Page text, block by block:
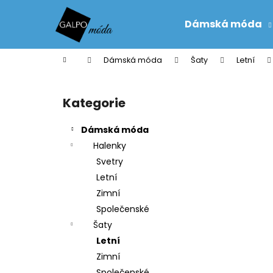
Dámská móda
Domů Dámská móda Šaty Letní
Přeskočit
kategorie
Kategorie
Dámská móda
Halenky
Svetry
Letní
Zimní
Společenské
Šaty
Letní
Zimní
í
Zpět
do
Zpět
do